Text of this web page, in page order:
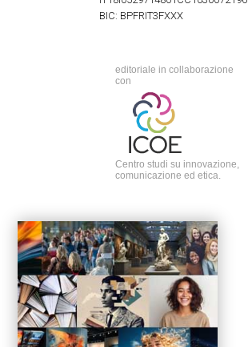
BIC: BPFRIT3FXXX
editoriale in collaborazione
con
Centro studi su innovazione,
comunicazione ed etica.